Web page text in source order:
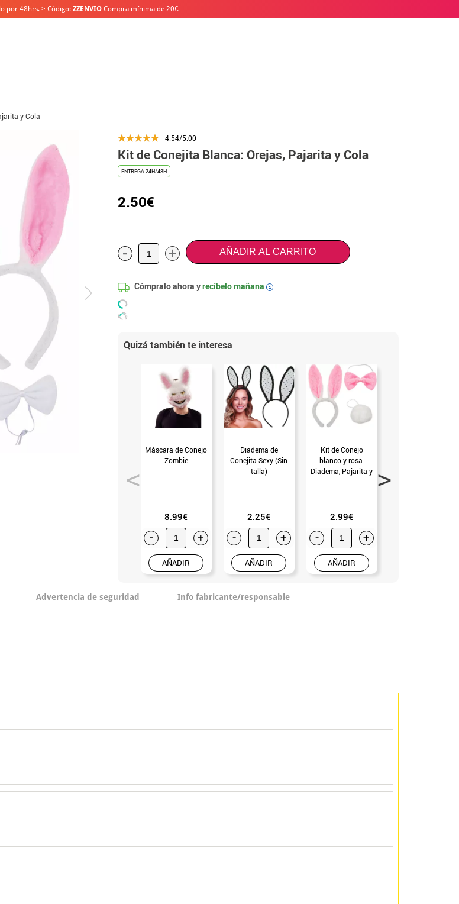
por 48hrs. > Código: ZZENVIO Compra mínima de 20€
y Cola
4.54/5.00
Kit de Conejita Blanca: Orejas, Pajarita y Cola
ENTREGA 24H/48H
2.50€
- + AÑADIR AL CARRITO
Cómpralo ahora yrecíbelo mañana i
Quizá también te interesa
Máscara de Conejo
Zombie
8.99€
- +
AÑADIR
Diadema de
Conejita Sexy (Sin
talla)
2.25€
- +
AÑADIR
Kit de Conejo
blanco y rosa:
Diadema, Pajarita y
2.99€
- +
AÑADIR
Advertencia de seguridad Info fabricante/responsable